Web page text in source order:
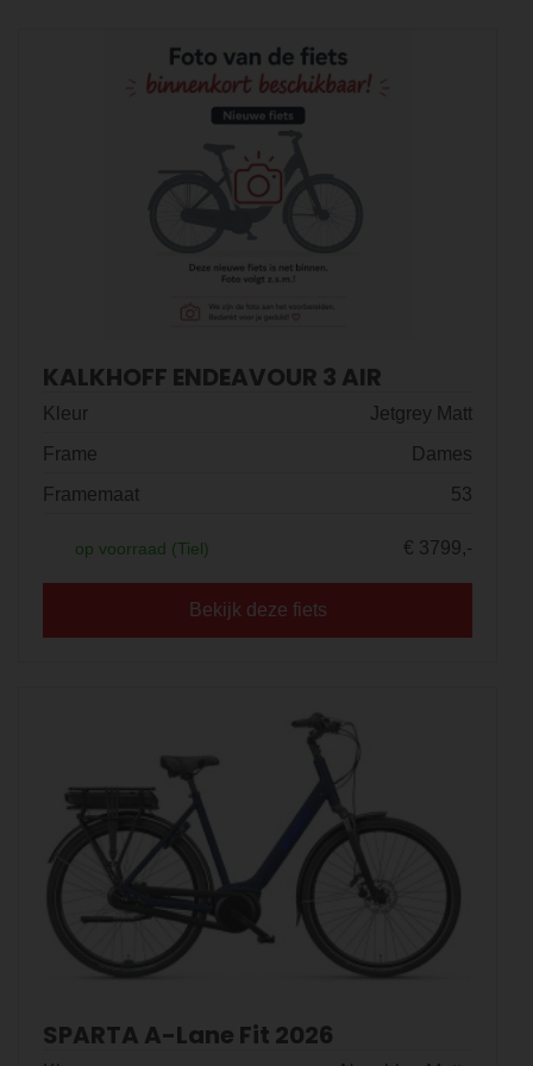
KALKHOFF ENDEAVOUR 3 AIR
Kleur
Jetgrey Matt
Frame
Dames
Framemaat
53
op voorraad (Tiel) € 3799,-
Bekijk deze fiets
SPARTA A-Lane Fit 2026